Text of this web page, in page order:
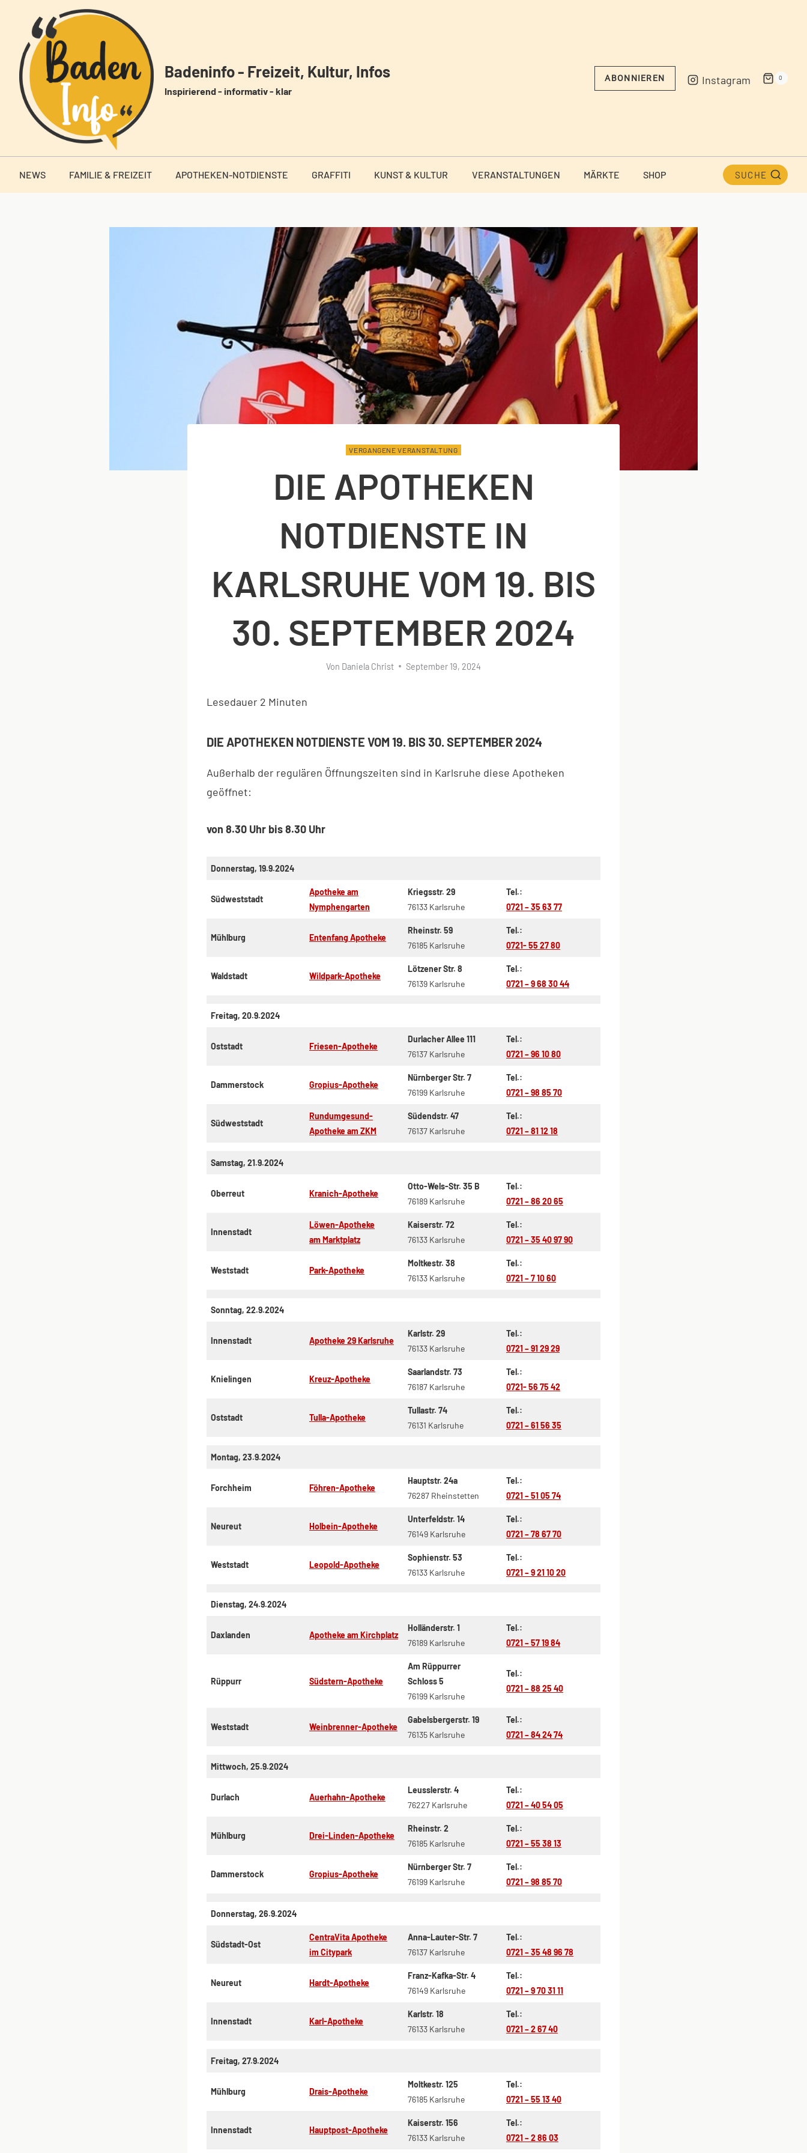
springen
Badeninfo - Freizeit, Kultur, Infos
Inspirierend - informativ - klar
ABONNIEREN Instagram 0
NEWS FAMILIE & FREIZEIT APOTHEKEN-NOTDIENSTE GRAFFITI KUNST & KULTUR VERANSTALTUNGEN MÄRKTE SHOP SUCHE
VERGANGENE VERANSTALTUNG
DIE APOTHEKEN
NOTDIENSTE IN
KARLSRUHE VOM 19. BIS
30. SEPTEMBER 2024
Von Daniela Christ September 19, 2024
Lesedauer 2 Minuten
DIE APOTHEKEN NOTDIENSTE VOM 19. BIS 30. SEPTEMBER 2024
Außerhalb der regulären Öffnungszeiten sind in Karlsruhe diese Apotheken
geöffnet:
von 8.30 Uhr bis 8.30 Uhr
Donnerstag, 19.9.2024
Südweststadt
Apotheke am
Nymphengarten
Kriegsstr. 29
76133 Karlsruhe
Tel.:
0721 – 35 63 77
Mühlburg Entenfang Apotheke
Rheinstr. 59
76185 Karlsruhe
Tel.:
0721- 55 27 80
Waldstadt Wildpark-Apotheke
Lötzener Str. 8
76139 Karlsruhe
Tel.:
0721 – 9 68 30 44
Freitag, 20.9.2024
Oststadt Friesen-Apotheke
Durlacher Allee 111
76137 Karlsruhe
Tel.:
0721 – 96 10 80
Dammerstock Gropius-Apotheke
Nürnberger Str. 7
76199 Karlsruhe
Tel.:
0721 – 98 85 70
Südweststadt
Rundumgesund-
Apotheke am ZKM
Südendstr. 47
76137 Karlsruhe
Tel.:
0721 – 81 12 18
Samstag, 21.9.2024
Oberreut Kranich-Apotheke
Otto-Wels-Str. 35 B
76189 Karlsruhe
Tel.:
0721 – 86 20 65
Innenstadt
Löwen-Apotheke
am Marktplatz
Kaiserstr. 72
76133 Karlsruhe
Tel.:
0721 – 35 40 97 90
Weststadt Park-Apotheke
Moltkestr. 38
76133 Karlsruhe
Tel.:
0721 – 7 10 60
Sonntag, 22.9.2024
Innenstadt Apotheke 29 Karlsruhe
Karlstr. 29
76133 Karlsruhe
Tel.:
0721 – 91 29 29
Knielingen Kreuz-Apotheke
Saarlandstr. 73
76187 Karlsruhe
Tel.:
0721- 56 75 42
Oststadt Tulla-Apotheke
Tullastr. 74
76131 Karlsruhe
Tel.:
0721 – 61 56 35
Montag, 23.9.2024
Forchheim Föhren-Apotheke
Hauptstr. 24a
76287 Rheinstetten
Tel.:
0721 – 51 05 74
Neureut Holbein-Apotheke
Unterfeldstr. 14
76149 Karlsruhe
Tel.:
0721 – 78 67 70
Weststadt Leopold-Apotheke
Sophienstr. 53
76133 Karlsruhe
Tel.:
0721 – 9 21 10 20
Dienstag, 24.9.2024
Daxlanden Apotheke am Kirchplatz
Holländerstr. 1
76189 Karlsruhe
Tel.:
0721 – 57 19 84
Rüppurr Südstern-Apotheke
Am Rüppurrer
Schloss 5
76199 Karlsruhe
Tel.:
0721 – 88 25 40
Weststadt Weinbrenner-Apotheke
Gabelsbergerstr. 19
76135 Karlsruhe
Tel.:
0721 – 84 24 74
Mittwoch, 25.9.2024
Durlach Auerhahn-Apotheke
Leusslerstr. 4
76227 Karlsruhe
Tel.:
0721 – 40 54 05
Mühlburg Drei-Linden-Apotheke
Rheinstr. 2
76185 Karlsruhe
Tel.:
0721 – 55 38 13
Dammerstock Gropius-Apotheke
Nürnberger Str. 7
76199 Karlsruhe
Tel.:
0721 – 98 85 70
Donnerstag, 26.9.2024
Südstadt-Ost
CentraVita Apotheke
im Citypark
Anna-Lauter-Str. 7
76137 Karlsruhe
Tel.:
0721 – 35 48 96 78
Neureut Hardt-Apotheke
Franz-Kafka-Str. 4
76149 Karlsruhe
Tel.:
0721 – 9 70 31 11
Innenstadt Karl-Apotheke
Karlstr. 18
76133 Karlsruhe
Tel.:
0721 – 2 67 40
Freitag, 27.9.2024
Mühlburg Drais-Apotheke
Moltkestr. 125
76185 Karlsruhe
Tel.:
0721 – 55 13 40
Innenstadt Hauptpost-Apotheke
Kaiserstr. 156
76133 Karlsruhe
Tel.:
0721 – 2 86 03